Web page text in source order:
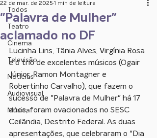
Todos
Teatro
Cinema
Televisão
Notícias
Audiovisual
Música
"Palavra de Mulher"
aclamado no DF
22 de mar. de 2025 1 min de leitura
Lucinha Lins, Tânia Alves, Virgínia Rosa
e o trio de excelentes músicos (Ogair
Júnior, Ramon Montagner e
Robertinho Carvalho), que fazem o
sucesso de "Palavra de Mulher" há 17
anos, foram ovacionados no SESC
Ceilândia, Destrito Federal. As duas
apresentações, que celebraram o "Dia